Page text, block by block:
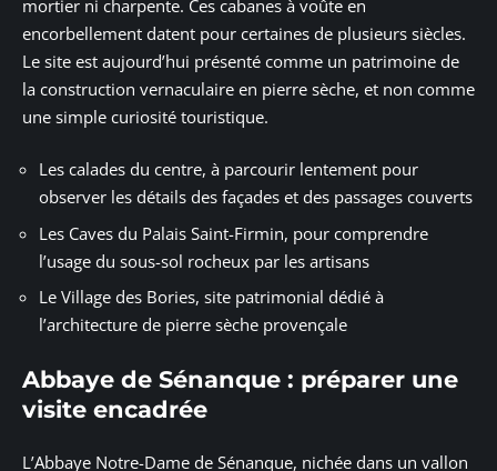
mortier ni charpente. Ces cabanes à voûte en
encorbellement datent pour certaines de plusieurs siècles.
Le site est aujourd’hui présenté comme un patrimoine de
la construction vernaculaire en pierre sèche, et non comme
une simple curiosité touristique.
Les calades du centre, à parcourir lentement pour
observer les détails des façades et des passages couverts
Les Caves du Palais Saint-Firmin, pour comprendre
l’usage du sous-sol rocheux par les artisans
Le Village des Bories, site patrimonial dédié à
l’architecture de pierre sèche provençale
Abbaye de Sénanque : préparer une
visite encadrée
L’Abbaye Notre-Dame de Sénanque, nichée dans un vallon